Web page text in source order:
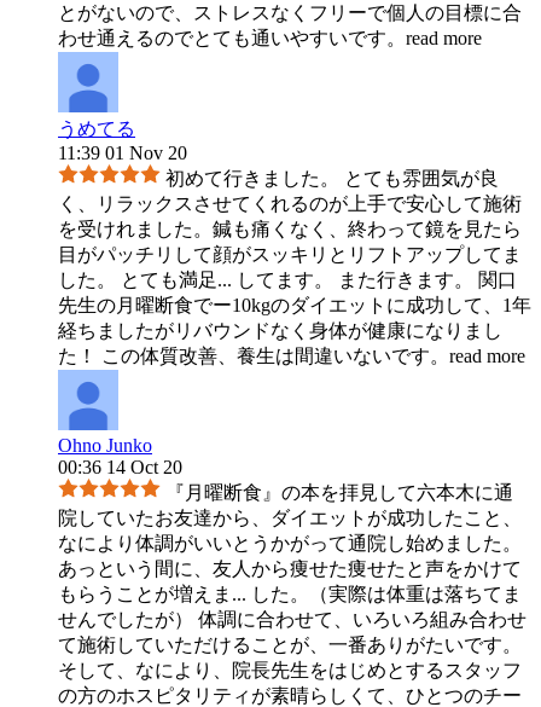
とがないので、ストレスなくフリーで個人の目標に合
わせ通えるのでとても通いやすいです。 read more
うめてる
11:39 01 Nov 20
初めて行きました。 とても雰囲気が良
く、リラックスさせてくれるのが上手で安心して施術
を受けれました。鍼も痛くなく、終わって鏡を見たら
目がパッチリして顔がスッキリとリフトアップしてま
した。 とても満足... してます。 また行きます。 関口
先生の月曜断食でー10kgのダイエットに成功して、1年
経ちましたがリバウンドなく身体が健康になりまし
た！ この体質改善、養生は間違いないです。 read more
Ohno Junko
00:36 14 Oct 20
『月曜断食』の本を拝見して六本木に通
院していたお友達から、ダイエットが成功したこと、
なにより体調がいいとうかがって通院し始めました。
あっという間に、友人から痩せた痩せたと声をかけて
もらうことが増えま ... した。（実際は体重は落ちてま
せんでしたが） 体調に合わせて、いろいろ組み合わせ
て施術していただけることが、一番ありがたいです。
そして、なにより、院長先生をはじめとするスタッフ
の方のホスピタリティが素晴らしくて、ひとつのチー